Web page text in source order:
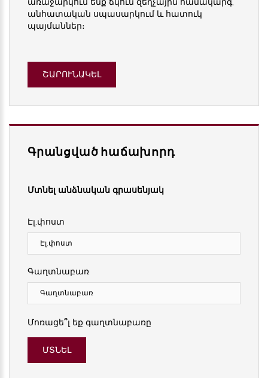
անհատական սպասարկում և հատուկ
պայմաններ։
ՇԱՐՈՒՆԱԿԵԼ
Գրանցված հաճախորդ
Մտնել անձնական գրասենյակ
Էլ.փոստ
Գաղտնաբառ
Մոռացե՞լ եք գաղտնաբառը